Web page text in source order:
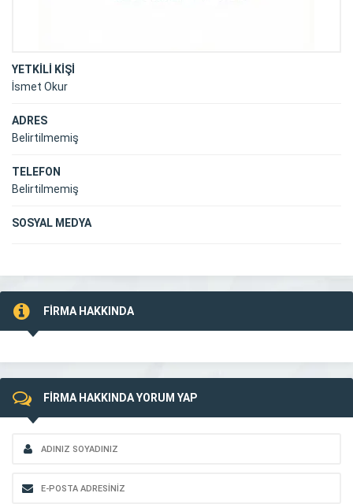
YETKİLİ KİŞİ
İsmet Okur
ADRES
Belirtilmemiş
TELEFON
Belirtilmemiş
SOSYAL MEDYA
FİRMA HAKKINDA
FİRMA HAKKINDA YORUM YAP